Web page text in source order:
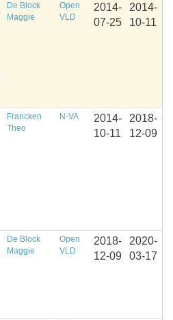
De Block
Maggie
Open
VLD
2014-
07-25
2014-
10-11
Francken
Theo
N-VA
2014-
10-11
2018-
12-09
De Block
Maggie
Open
VLD
2018-
12-09
2020-
03-17